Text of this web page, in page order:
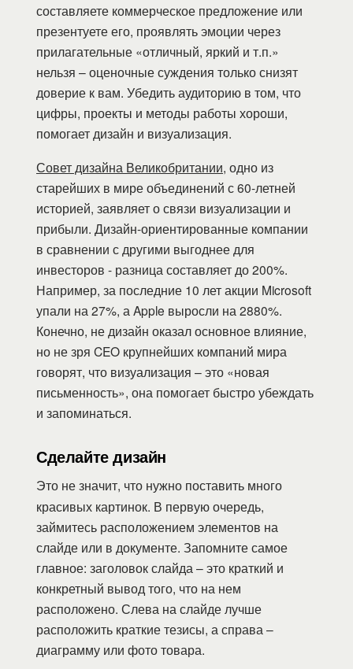
составляете коммерческое предложение или
презентуете его, проявлять эмоции через
прилагательные «отличный, яркий и т.п.»
нельзя – оценочные суждения только снизят
доверие к вам. Убедить аудиторию в том, что
цифры, проекты и методы работы хороши,
помогает дизайн и визуализация.
Совет дизайна Великобритании, одно из
старейших в мире объединений с 60-летней
историей, заявляет о связи визуализации и
прибыли. Дизайн-ориентированные компании
в сравнении с другими выгоднее для
инвесторов - разница составляет до 200%.
Например, за последние 10 лет акции Microsoft
упали на 27%, а Apple выросли на 2880%.
Конечно, не дизайн оказал основное влияние,
но не зря CEO крупнейших компаний мира
говорят, что визуализация – это «новая
письменность», она помогает быстро убеждать
и запоминаться.
Сделайте дизайн
Это не значит, что нужно поставить много
красивых картинок. В первую очередь,
займитесь расположением элементов на
слайде или в документе. Запомните самое
главное: заголовок слайда – это краткий и
конкретный вывод того, что на нем
расположено. Слева на слайде лучше
расположить краткие тезисы, а справа –
диаграмму или фото товара.